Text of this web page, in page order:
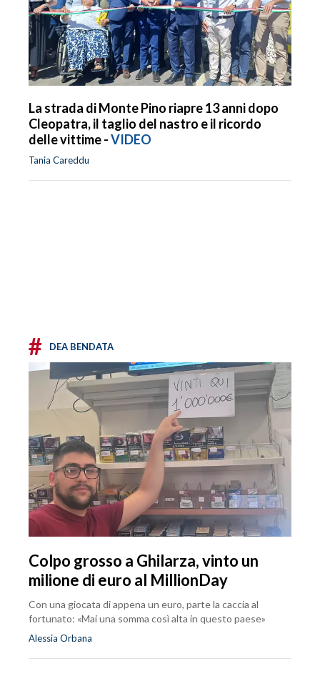
La strada di Monte Pino riapre 13 anni dopo
Cleopatra, il taglio del nastro e il ricordo
delle vittime -VIDEO
Tania Careddu
# DEA BENDATA
Colpo grosso a Ghilarza, vinto un
milione di euro al MillionDay
Con una giocata di appena un euro, parte la caccia al
fortunato: «Mai una somma così alta in questo paese»
Alessia Orbana